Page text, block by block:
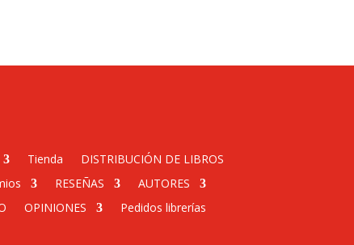
Tienda
DISTRIBUCIÓN DE LIBROS
RESEÑAS
AUTORES
OPINIONES
Pedidos librerías